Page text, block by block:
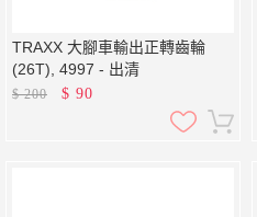
TRAXX 大腳車輸出正轉齒輪
(26T), 4997 - 出清
$200 $ 90